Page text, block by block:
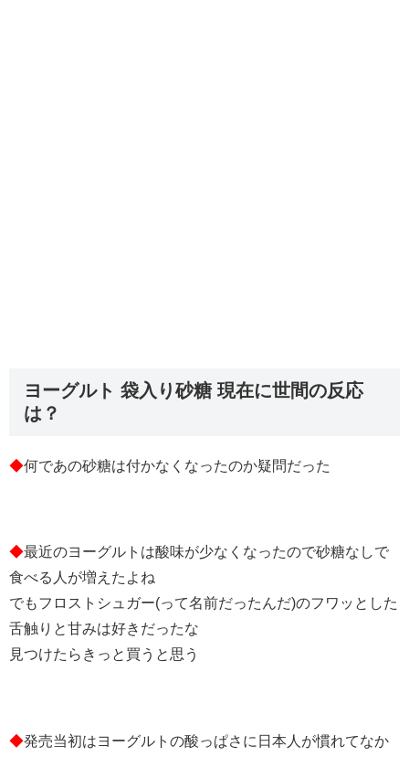
ヨーグルト 袋入り砂糖 現在に世間の反応
は？
◆何であの砂糖は付かなくなったのか疑問だった
◆最近のヨーグルトは酸味が少なくなったので砂糖なしで
食べる人が増えたよね
でもフロストシュガー(って名前だったんだ)のフワッとした
舌触りと甘みは好きだったな
見つけたらきっと買うと思う
◆発売当初はヨーグルトの酸っぱさに日本人が慣れてなか